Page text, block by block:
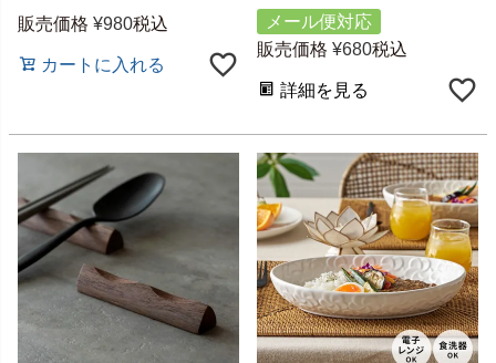
販売価格 ¥980税込
カートに入れる
メール便対応
販売価格 ¥680税込
詳細を見る